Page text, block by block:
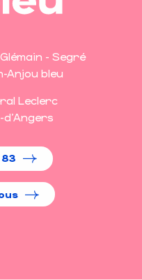
- Segré
Anjou bleu
Leclerc
d'Angers